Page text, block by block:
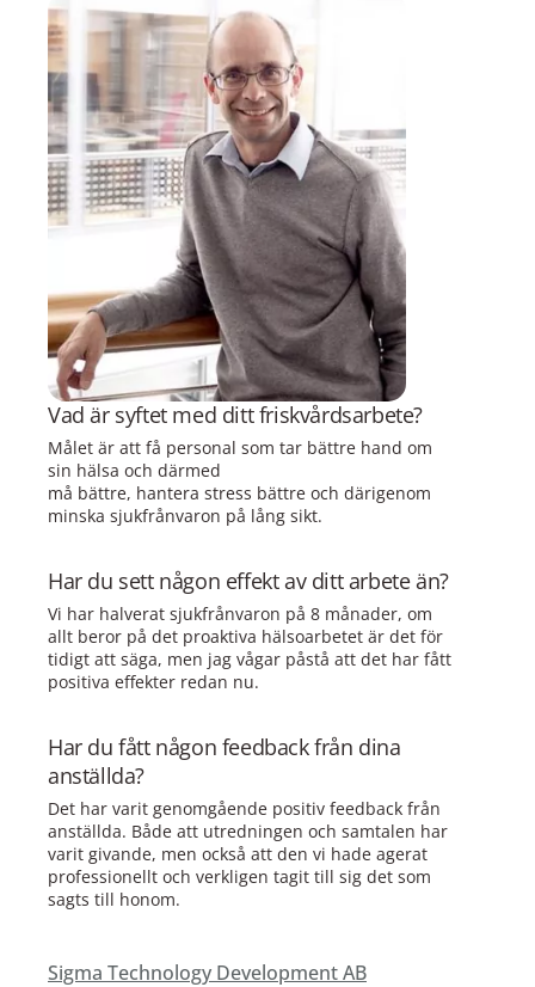
Vad är syftet med ditt friskvårdsarbete?
Målet är att få personal som tar bättre hand om
sin hälsa och därmed
må bättre, hantera stress bättre och därigenom
minska sjukfrånvaron på lång sikt.
Har du sett någon effekt av ditt arbete än?
Vi har halverat sjukfrånvaron på 8 månader, om
allt beror på det proaktiva hälsoarbetet är det för
tidigt att säga, men jag vågar påstå att det har fått
positiva effekter redan nu.
Har du fått någon feedback från dina
anställda?
Det har varit genomgående positiv feedback från
anställda. Både att utredningen och samtalen har
varit givande, men också att den vi hade agerat
professionellt och verkligen tagit till sig det som
sagts till honom.
Sigma Technology Development AB